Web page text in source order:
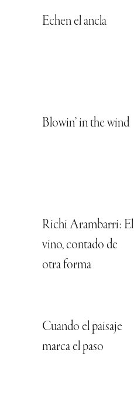
Echen el ancla
Blowin’ in the wind
Richi Arambarri: El
vino, contado de
otra forma
Cuando el paisaje
marca el paso